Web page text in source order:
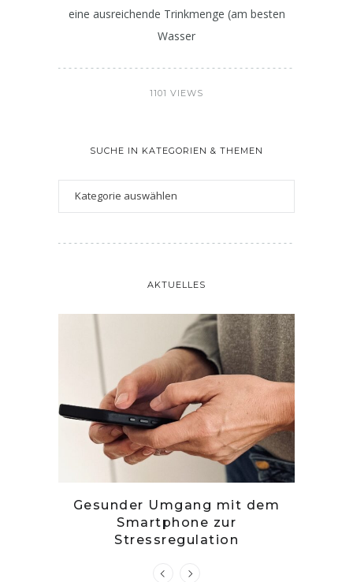
eine ausreichende Trinkmenge (am besten
Wasser
1101 VIEWS
SUCHE IN KATEGORIEN & THEMEN
AKTUELLES
Gesunder Umgang mit dem
Smartphone zur
Stressregulation